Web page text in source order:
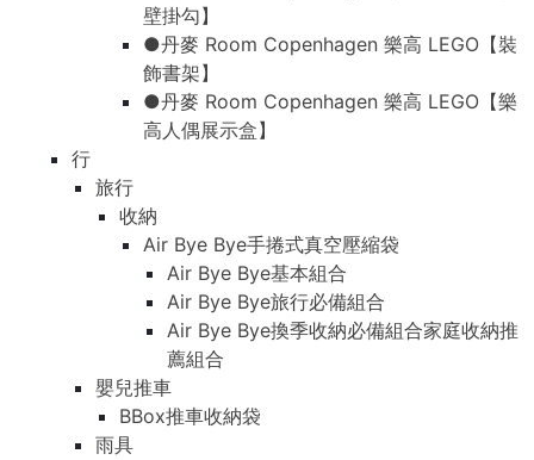
壁掛勾】
●丹麥 Room Copenhagen 樂高 LEGO【裝
飾書架】
●丹麥 Room Copenhagen 樂高 LEGO【樂
高人偶展示盒】
行
旅行
收納
Air Bye Bye手捲式真空壓縮袋
Air Bye Bye基本組合
Air Bye Bye旅行必備組合
Air Bye Bye換季收納必備組合家庭收納推
薦組合
嬰兒推車
BBox推車收納袋
雨具